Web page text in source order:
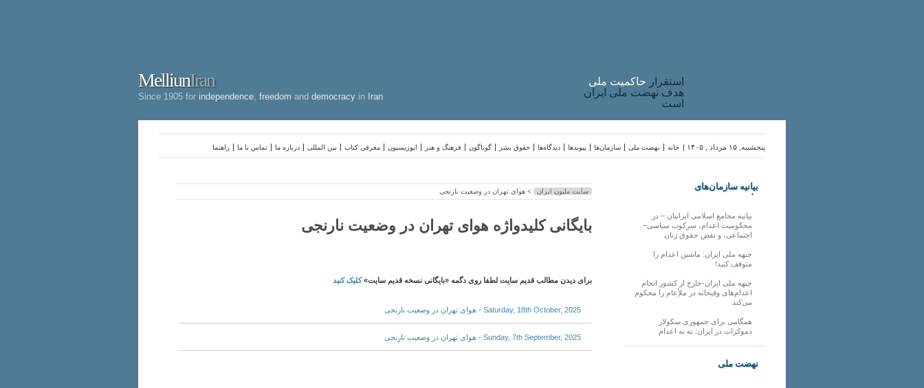
MelliunIran
Since 1905 for independence freedom and democracy in Iran
استقرار حاکميت ملی
هدف نهضت ملی ایران
است
راهنما تماس با ما درباره ما بین المللی معرفی کتاب اپوزیسیون فرهنگ و هنر گوناگون حقوق بشر دیدگاه‌ها پیوندها سازمان‌ها نهضت ملی خانه پنجشنبه, ۱۵ مرداد , ۱۴۰۵ |
سایت ملیون ایران > هوای تهران در وضعیت نارنجی
بایگانی کلیدواژه هوای تهران در وضعیت نارنجی
برای دیدن مطالب قدیم سایت لطفا روی دگمه «بایگانی نسخه قدیم سایت»کلیک کنید
Saturday, 18th October, 2025 - هوای تهران در وضعیت نارنجی
Sunday, 7th September, 2025 - هوای تهران در وضعیت نارنجی
بیانیه سازمان‌های
ملی
بیانیه مجامع اسلامی ایرانیان – در
محکومیت اعدام، سرکوب سیاسی–
اجتماعی، و نقض حقوق زنان
جبهه ملی ایران: ماشین اعدام را
متوقف کنید!
جبهه ملی ایران-خارج از کشور انجام
اعدام‌های وقیحانه در ملأِعام را محکوم
می‌کند
همگامی برای جمهوری سکولار
دموکرات در ایران: نه به اعدام
نهضت ملی